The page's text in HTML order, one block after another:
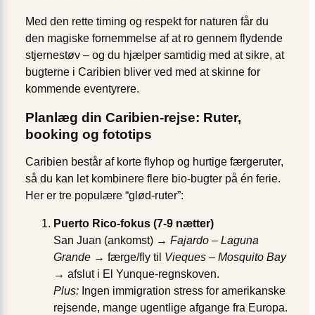
Med den rette timing og respekt for naturen får du
den magiske fornemmelse af at ro gennem flydende
stjernestøv – og du hjælper samtidig med at sikre, at
bugterne i Caribien bliver ved med at skinne for
kommende eventyrere.
Planlæg din Caribien-rejse: Ruter,
booking og fototips
Caribien består af korte flyhop og hurtige færgeruter,
så du kan let kombinere flere bio-bugter på én ferie.
Her er tre populære “glød-ruter”:
Puerto Rico-fokus (7-9 nætter)
San Juan (ankomst) → Fajardo – Laguna
Grande → færge/fly til Vieques – Mosquito Bay
→ afslut i El Yunque-regnskoven.
Plus: Ingen immigration stress for amerikanske
rejsende, mange ugentlige afgange fra Europa.